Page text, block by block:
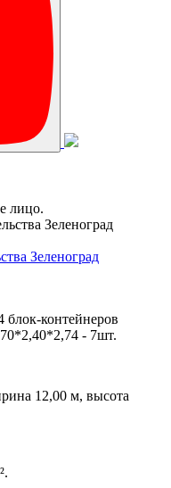
лицо.
Зеленоград
блок-контейнеров
- 7шт.
12,00 м, высота